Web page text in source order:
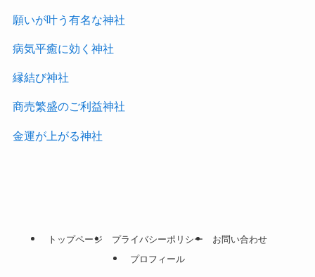
願いが叶う有名な神社
病気平癒に効く神社
縁結び神社
商売繁盛のご利益神社
金運が上がる神社
トップページ プライバシーポリシー
お問い合わせ
プロフィール